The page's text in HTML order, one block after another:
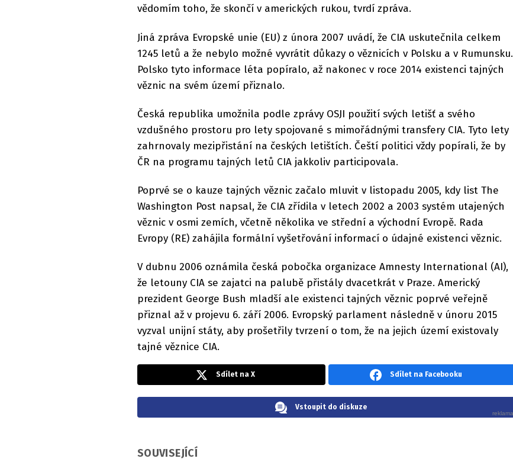
vědomím toho, že skončí v amerických rukou, tvrdí zpráva.
Jiná zpráva Evropské unie (EU) z února 2007 uvádí, že CIA uskutečnila celkem
1245 letů a že nebylo možné vyvrátit důkazy o věznicích v Polsku a v Rumunsku.
Polsko tyto informace léta popíralo, až nakonec v roce 2014 existenci tajných
věznic na svém území přiznalo.
Česká republika umožnila podle zprávy OSJI použití svých letišť a svého
vzdušného prostoru pro lety spojované s mimořádnými transfery CIA. Tyto lety
zahrnovaly mezipřistání na českých letištích. Čeští politici vždy popírali, že by
ČR na programu tajných letů CIA jakkoliv participovala.
Poprvé se o kauze tajných věznic začalo mluvit v listopadu 2005, kdy list The
Washington Post napsal, že CIA zřídila v letech 2002 a 2003 systém utajených
věznic v osmi zemích, včetně několika ve střední a východní Evropě. Rada
Evropy (RE) zahájila formální vyšetřování informací o údajné existenci věznic.
V dubnu 2006 oznámila česká pobočka organizace Amnesty International (AI),
že letouny CIA se zajatci na palubě přistály dvacetkrát v Praze. Americký
prezident George Bush mladší ale existenci tajných věznic poprvé veřejně
přiznal až v projevu 6. září 2006. Evropský parlament následně v únoru 2015
vyzval unijní státy, aby prošetřily tvrzení o tom, že na jejich území existovaly
tajné věznice CIA.
Sdílet na X Sdílet na Facebooku
Vstoupit do diskuze
SOUVISEJÍCÍ